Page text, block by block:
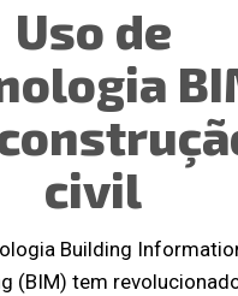
Uso de
civil
Building
(BIM) tem